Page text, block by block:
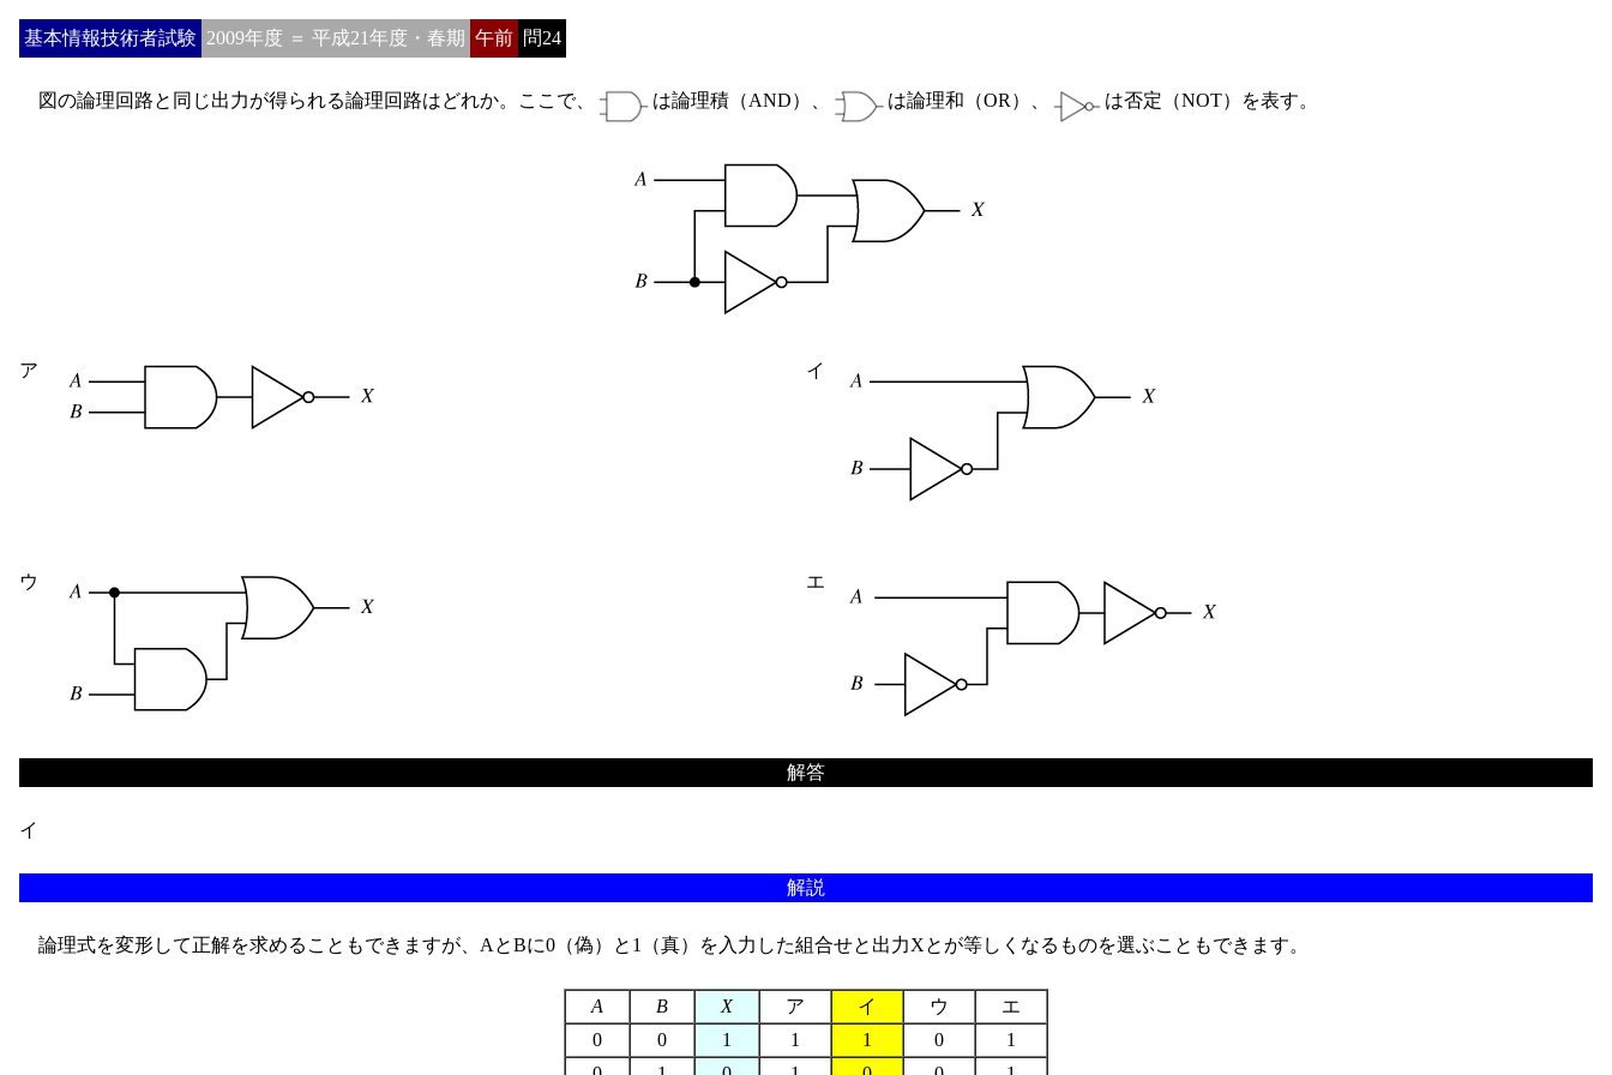
基本情報技術者試験 2009年度 ＝ 平成21年度・春期 午前 問24
図の論理回路と同じ出力が得られる論理回路はどれか。ここで、 は論理積（AND）、 は論理和（OR）、 は否定（NOT）を表す。
ア イ
ウ エ
解答
イ
解説
論理式を変形して正解を求めることもできますが、AとBに0（偽）と1（真）を入力した組合せと出力Xとが等しくなるものを選ぶこともできます。
A B X ア イ ウ
エ
0
0 1 1 1 0
1